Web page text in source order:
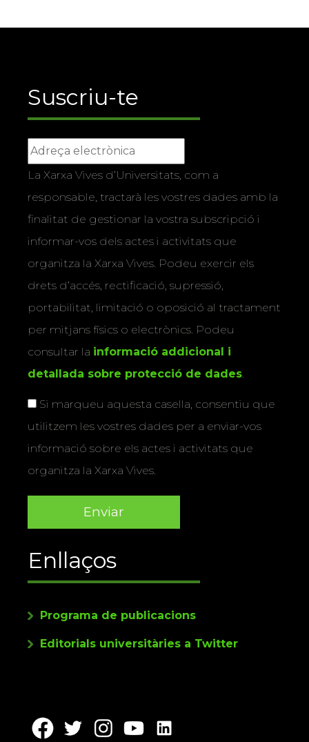
Suscriu-te
La Xarxa Vives d’Universitats, com a
responsable, tractarà les vostres dades amb la
finalitat de gestionar la vostra subscripció i
informar-vos dels actes i activitats que
organitza la Xarxa Vives. Podeu exercir els
drets d’accés, rectificació, supressió,
portabilitat, limitació o oposició al tractament
per mitjans físics o electrònics. Podeu
consultar la informació addicional i
detallada sobre protecció de dades
Si marqueu aquesta casella, consentiu que
utilitzem les vostres dades per a enviar-vos
informació sobre els actes i activitats que
organitza la Xarxa Vives.
Enllaços
Programa de publicacions
Editorials universitàries a Twitter